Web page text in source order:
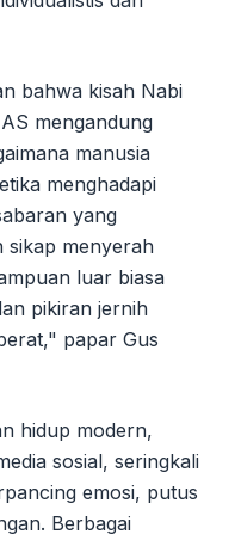
bahwa kisah Nabi
mengandung
manusia
menghadapi
yang
sikap menyerah
luar biasa
pikiran jernih
papar Gus
hidup modern,
sosial, seringkali
emosi, putus
Berbagai